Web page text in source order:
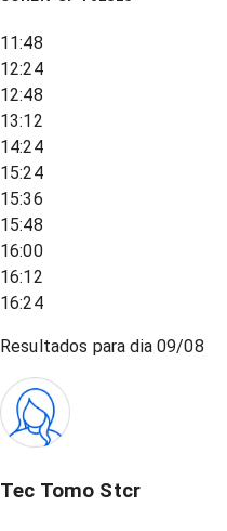
11:48
12:24
12:48
13:12
14:24
15:24
15:36
15:48
16:00
16:12
16:24
Resultados para dia09/08
Tec Tomo Stcr